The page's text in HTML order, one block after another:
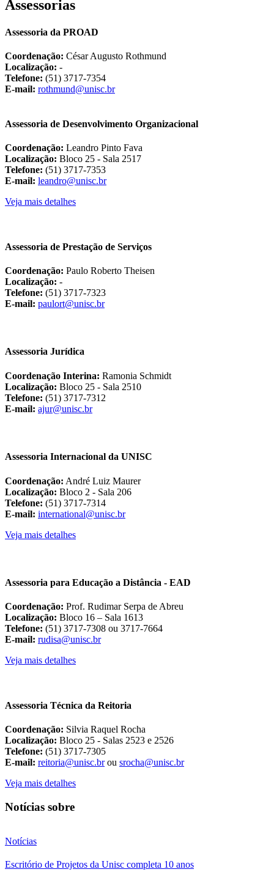
Assessorias
Assessoria da PROAD
Coordenação: César Augusto Rothmund
Localização: -
Telefone: (51) 3717-7354
E-mail: rothmund@unisc.br
Assessoria de Desenvolvimento Organizacional
Coordenação: Leandro Pinto Fava
Localização: Bloco 25 - Sala 2517
Telefone: (51) 3717-7353
E-mail: leandro@unisc.br
Veja mais detalhes
Assessoria de Prestação de Serviços
Coordenação: Paulo Roberto Theisen
Localização: -
Telefone: (51) 3717-7323
E-mail: paulort@unisc.br
Assessoria Jurídica
Coordenação Interina: Ramonia Schmidt
Localização: Bloco 25 - Sala 2510
Telefone: (51) 3717-7312
E-mail: ajur@unisc.br
Assessoria Internacional da UNISC
Coordenação: André Luiz Maurer
Localização: Bloco 2 - Sala 206
Telefone: (51) 3717-7314
E-mail: international@unisc.br
Veja mais detalhes
Assessoria para Educação a Distância - EAD
Coordenação: Prof. Rudimar Serpa de Abreu
Localização: Bloco 16 – Sala 1613
Telefone: (51) 3717-7308 ou 3717-7664
E-mail: rudisa@unisc.br
Veja mais detalhes
Assessoria Técnica da Reitoria
Coordenação: Silvia Raquel Rocha
Localização: Bloco 25 - Salas 2523 e 2526
Telefone: (51) 3717-7305
E-mail: reitoria@unisc.brou srocha@unisc.br
Veja mais detalhes
Notícias sobre
Notícias
Escritório de Projetos da Unisc completa 10 anos